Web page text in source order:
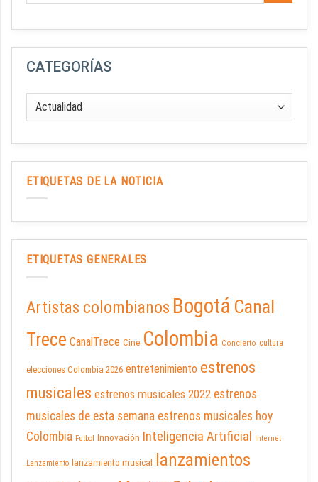
CATEGORÍAS
ETIQUETAS DE LA NOTICIA
ETIQUETAS GENERALES
Artistas colombianos Bogotá Canal
Trece CanalTrece Cine Colombia Concierto cultura
elecciones Colombia 2026 entretenimiento estrenos
musicales estrenos musicales 2022 estrenos
musicales de esta semana estrenos musicales hoy
Colombia Futbol Innovación Inteligencia Artificial Internet
Lanzamiento lanzamiento musical
lanzamientos